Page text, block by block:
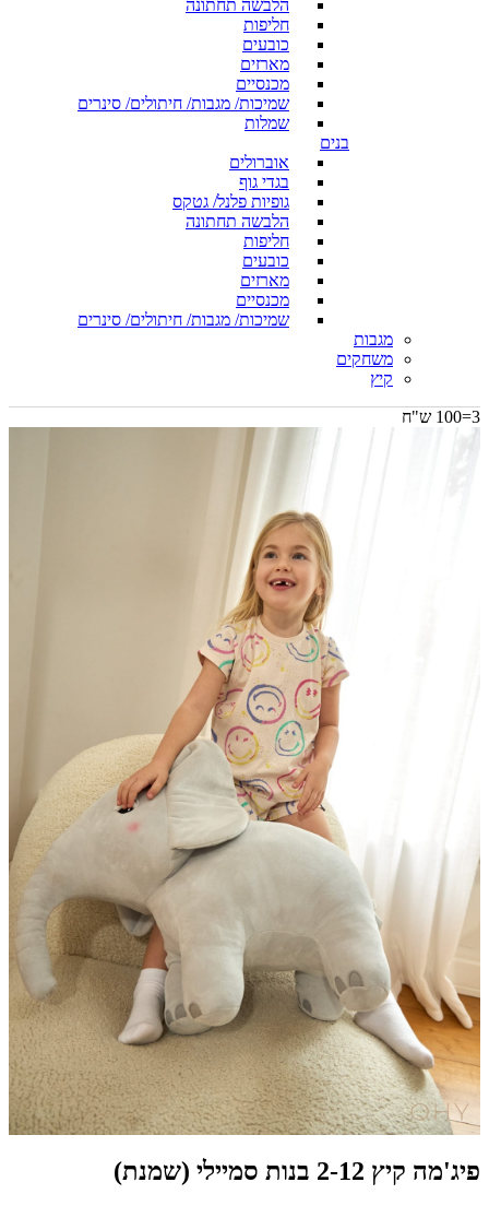
הלבשה תחתונה
חליפות
כובעים
מארזים
מכנסיים
שמיכות/ מגבות/ חיתולים/ סינרים
שמלות
בנים
אוברולים
בגדי גוף
גופיות פלנל/ גטקס
הלבשה תחתונה
חליפות
כובעים
מארזים
מכנסיים
שמיכות/ מגבות/ חיתולים/ סינרים
מגבות
משחקים
קיץ
3=100 ש"ח
פיג'מה קיץ 2-12 בנות סמיילי (שמנת)